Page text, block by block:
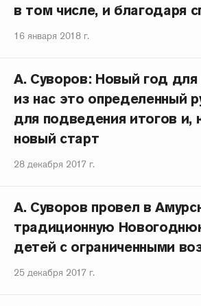
в том числе, и благодаря
16 января 2018 г.
А. Суворов: Новый год
из нас это определенный
для подведения итогов и,
новый старт
28 декабря 2017 г.
А. Суворов провел в
традиционную
детей с ограниченными
25 декабря 2017 г.